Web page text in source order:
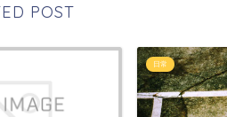
POST
日常